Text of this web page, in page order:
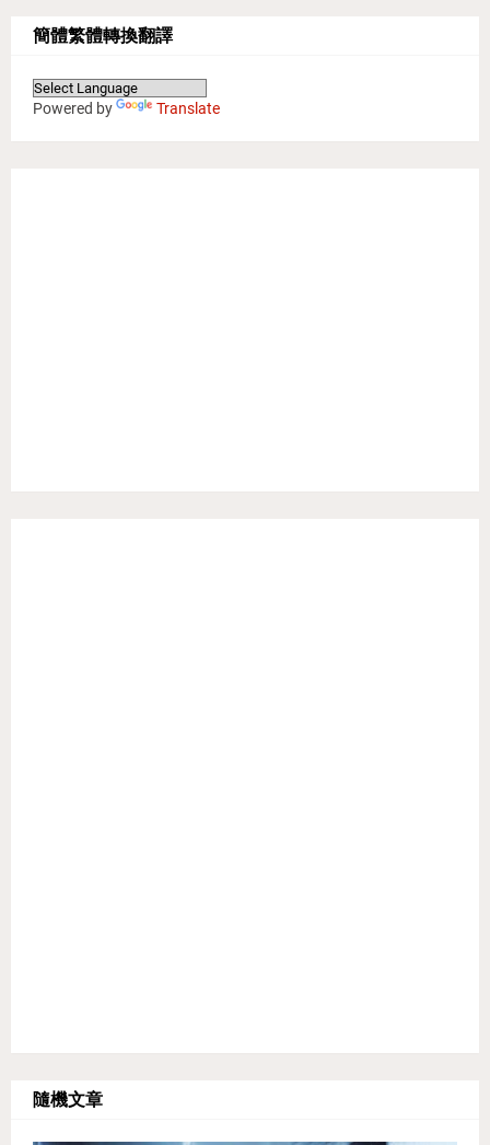
簡體繁體轉換翻譯
Powered by Translate
隨機文章